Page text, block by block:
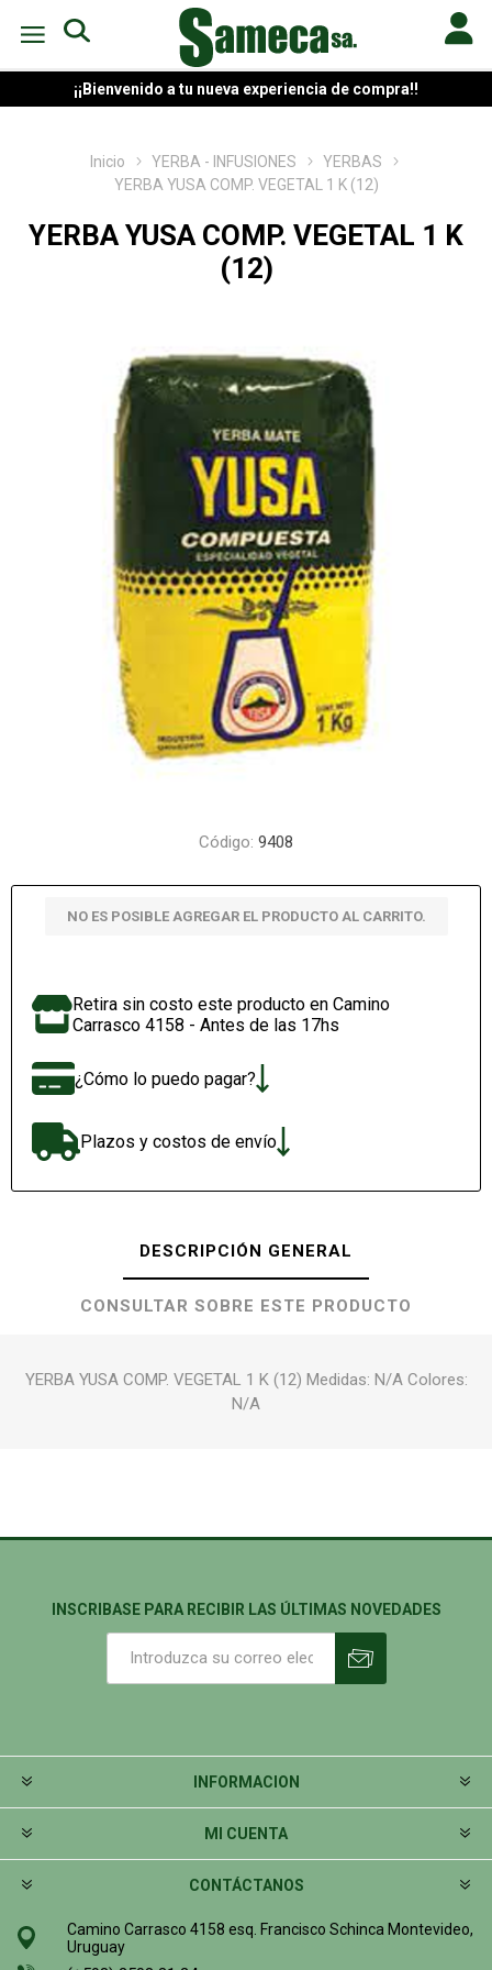
¡¡Bienvenido a tu nueva experiencia de compra!!
Inicio YERBA - INFUSIONES
YERBAS
YERBA YUSA COMP. VEGETAL 1 K (12)
YERBA YUSA COMP. VEGETAL 1 K
(12)
Código: 9408
NO ES POSIBLE AGREGAR EL PRODUCTO AL CARRITO.
Retira sin costo este producto en Camino
Carrasco 4158 - Antes de las 17hs
¿Cómo lo puedo pagar?
Plazos y costos de envío
DESCRIPCIÓN GENERAL
CONSULTAR SOBRE ESTE PRODUCTO
YERBA YUSA COMP. VEGETAL 1 K (12) Medidas: N/A Colores:
N/A
INSCRIBASE PARA RECIBIR LAS ÚLTIMAS NOVEDADES
INFORMACION
MI CUENTA
CONTÁCTANOS
Camino Carrasco 4158 esq. Francisco Schinca Montevideo,
Uruguay